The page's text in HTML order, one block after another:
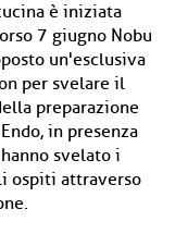
è iniziata
7 giugno Nobu
un'esclusiva
per svelare il
preparazione
in presenza
svelato i
ospiti attraverso